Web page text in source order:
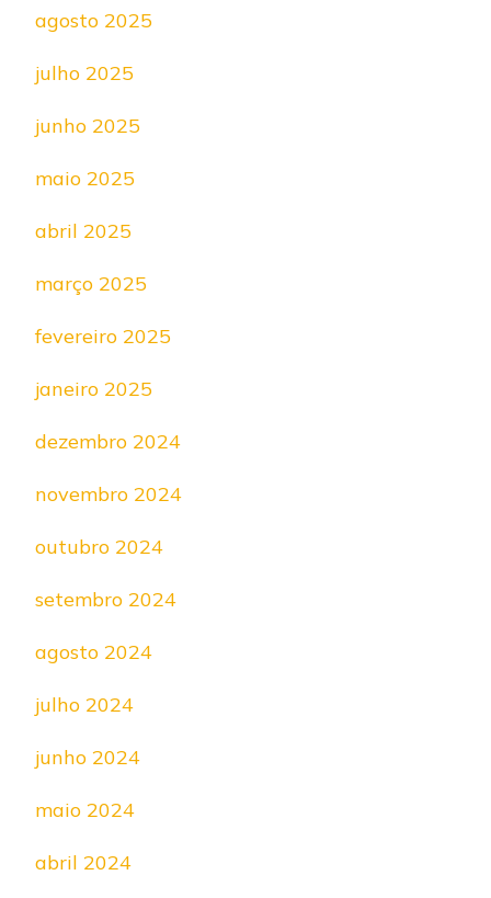
agosto 2025
julho 2025
junho 2025
maio 2025
abril 2025
março 2025
fevereiro 2025
janeiro 2025
dezembro 2024
novembro 2024
outubro 2024
setembro 2024
agosto 2024
julho 2024
junho 2024
maio 2024
abril 2024